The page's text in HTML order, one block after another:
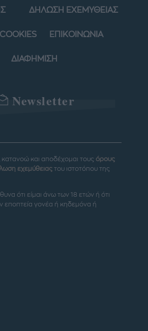
ΔΗΛΩΣΗ ΕΧΕΜΥΘΕΙΑΣ
ΕΠΙΚΟΙΝΩΝΙΑ
ΔΙΑΦΗΜΙΣΗ
Newsletter
κατανοώ και αποδέχομαι τους όρους
εχεμύθειας του ιστοτόπου της
ότι είμαι άνω των 18 ετών ή ότι
εποπτεία γονέα ή κηδεμόνα ή